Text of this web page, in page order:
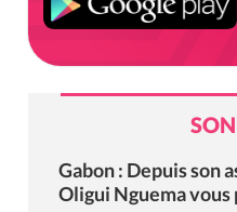
Gabon : Depuis son
Oligui Nguema